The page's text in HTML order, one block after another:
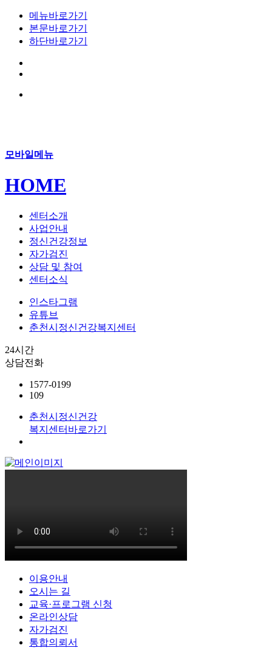
메뉴바로가기
본문바로가기
하단바로가기
모바일메뉴
HOME
센터소개
사업안내
정신건강정보
자가검진
상담 및 참여
센터소식
인스타그램
유튜브
춘천시정신건강복지센터
24시간
상담전화
1577-0199
109
춘천시정신건강
복지센터 바로가기
이용안내
오시는 길
교육·프로그램 신청
온라인상담
자가검진
통합의뢰서